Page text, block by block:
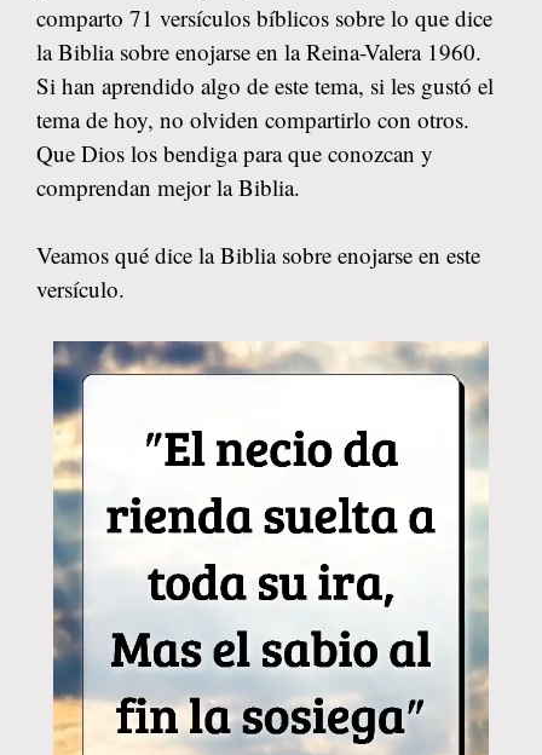
comparto 71 versículos bíblicos sobre lo que dice
la Biblia sobre enojarse en la Reina-Valera 1960.
Si han aprendido algo de este tema, si les gustó el
tema de hoy, no olviden compartirlo con otros.
Que Dios los bendiga para que conozcan y
comprendan mejor la Biblia.
Veamos qué dice la Biblia sobre enojarse en este
versículo.